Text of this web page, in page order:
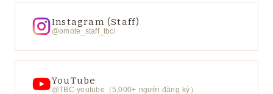
Instagram (Staff)
@omote_staff_tbcl
YouTube
@TBC-youtube（5,000+ người đăng ký）